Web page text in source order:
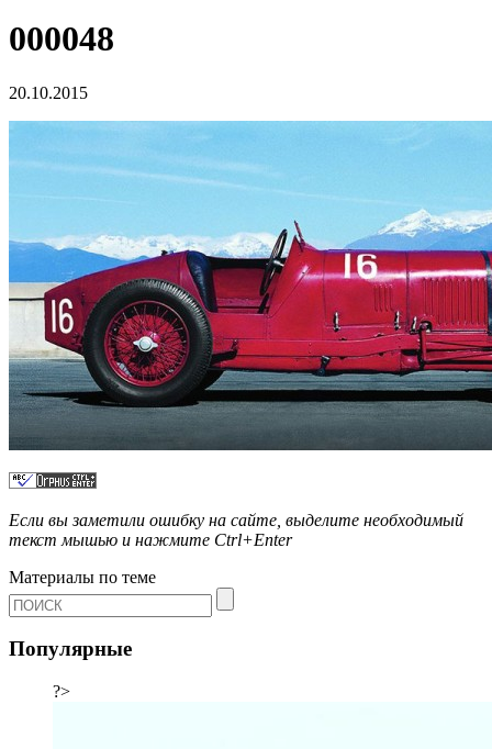
000048
20.10.2015
Если вы заметили ошибку на сайте, выделите необходимый
текст мышью и нажмите Ctrl+Enter
Материалы по теме
Популярные
?>